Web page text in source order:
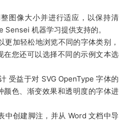
图像大小并进行适应，以保持清
机器学习提供支持的。
更加轻松地浏览不同的字体类别，
在您还可以选择不同的示例文本选
受益于对 SVG OpenType 字体的
颜色、渐变效果和透明度的字体进
中创建脚注，并从 Word 文档中导